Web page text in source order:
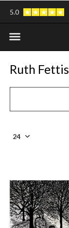
5.0
Ruth Fettis